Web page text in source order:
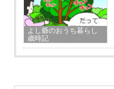
よし爺のおうち暮らし
歳時記